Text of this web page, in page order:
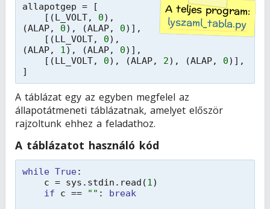
A teljes program:
lyszaml_tabla.py
allapotgep = [
[(L_VOLT, 0),
(ALAP, 0), (ALAP, 0)],
[(LL_VOLT, 0),
(ALAP, 1), (ALAP, 0)],
[(LL_VOLT, 0), (ALAP, 2), (ALAP, 0
]
A táblázat egy az egyben megfelel az
állapotátmeneti táblázatnak, amelyet először
rajzoltunk ehhez a feladathoz.
A táblázatot használó kód
while True:
c = sys.stdin.read(1)
if
c == "" :
break